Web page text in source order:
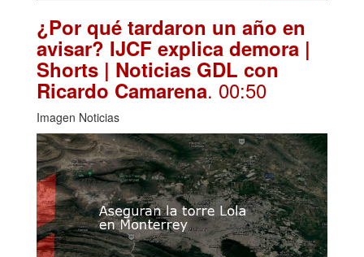
¿Por qué tardaron un año en
avisar? IJCF explica demora |
Shorts | Noticias GDL con
Ricardo Camarena. 00:50
Imagen Noticias